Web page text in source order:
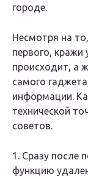
городе.
Несмотря на
первого, кражи
происходит, а
самого
информации.
технической
советов.
1. Сразу после
функцию